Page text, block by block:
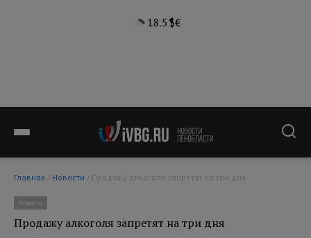
18.5°$€
Главная / Новости / Продажу алкоголя запретят на три дня
Новости
Продажу алкоголя запретят на три дня